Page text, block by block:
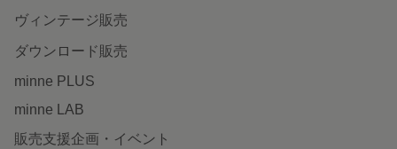
ヴィンテージ販売
ダウンロード販売
minne PLUS
minne LAB
販売支援企画・イベント